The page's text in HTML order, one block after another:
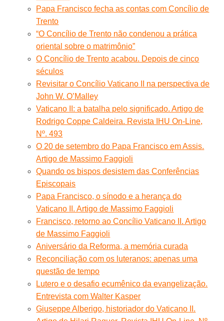
Papa Francisco fecha as contas com Concílio de
Trento
“O Concílio de Trento não condenou a prática
oriental sobre o matrimônio”
O Concílio de Trento acabou. Depois de cinco
séculos
Revisitar o Concílio Vaticano II na perspectiva de
John W. O’Malley
Vaticano II: a batalha pelo significado. Artigo de
Rodrigo Coppe Caldeira. Revista IHU On-Line,
Nº. 493
O 20 de setembro do Papa Francisco em Assis.
Artigo de Massimo Faggioli
Quando os bispos desistem das Conferências
Episcopais
Papa Francisco, o sínodo e a herança do
Vaticano II. Artigo de Massimo Faggioli
Francisco, retorno ao Concílio Vaticano II. Artigo
de Massimo Faggioli
Aniversário da Reforma, a memória curada
Reconciliação com os luteranos: apenas uma
questão de tempo
Lutero e o desafio ecumênico da evangelização.
Entrevista com Walter Kasper
Giuseppe Alberigo, historiador do Vaticano II.